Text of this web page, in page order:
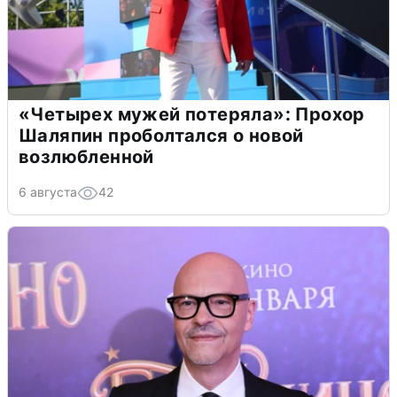
«Четырех мужей потеряла»: Прохор
Шаляпин проболтался о новой
возлюбленной
6 августа 42